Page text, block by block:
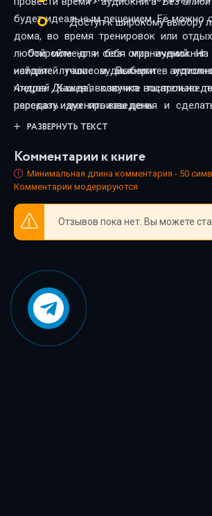
будет идеальным решением. Её можно
дома, во время тренировок или
любой момент и без ограничений.
найдёте лучшие аудиокниги в
чтецов. Каждая озвучка тщательно
передать дух произведения и
максимально комфортным.
собрали всё, чтобы каждый нашёл книгу
Доступ к широкому выбору
Откройте для себя мир аудиокниг
историей голосом. Выберите
Андрей Дышев", включите
рассказу изменить ваш день.
РАЗВЕРНУТЬ ТЕКСТ
Комментарии к книге
Минимальная длина комментария - 50
Комментарии модерируются
Отзывов пока нет. Вы можете